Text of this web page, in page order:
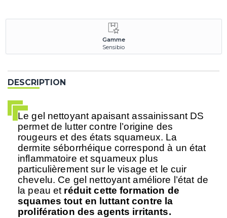
Gamme
Sensibio
DESCRIPTION
Legel nettoyant apaisant assainissant DS
permet de lutter contre l’origine des
rougeurs et des états squameux. La
dermite séborrhéique correspond à un état
inflammatoire et squameux plus
particulièrement sur le visage et le cuir
chevelu. Ce gel nettoyant améliore l’état de
la peau et réduit cette formation de
squames tout en luttant contre la
prolifération des agents irritants.